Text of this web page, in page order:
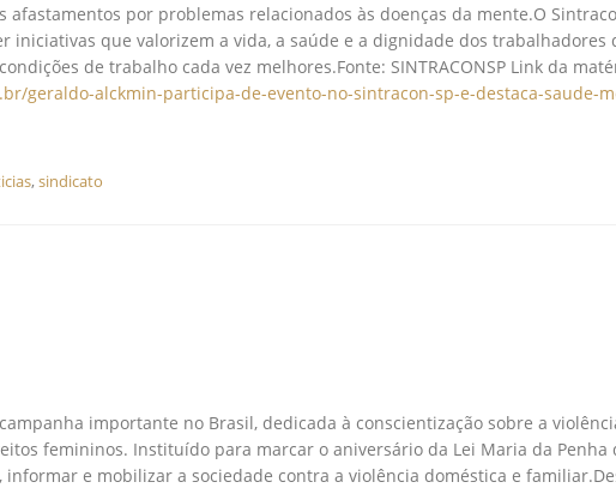
afastamentos por problemas relacionados às doenças da mente.O
iniciativas que valorizem a vida, a saúde e a dignidade dos trabalhadores
de trabalho cada vez melhores.Fonte: SINTRACONSP Link da
geraldo-alckmin-participa-de-evento-no-sintracon-sp-e-destaca-saude-
,sindicato
importante no Brasil, dedicada à conscientização sobre a
femininos. Instituído para marcar o aniversário da Lei Maria da Penha
informar e mobilizar a sociedade contra a violência doméstica e